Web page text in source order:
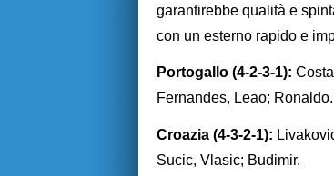
garantirebbe qualità e
con un esterno rapido e
Portogallo (4-2-3-1):
Fernandes, Leao; Ronaldo.
Croazia (4-3-2-1):
Sucic, Vlasic; Budimir.